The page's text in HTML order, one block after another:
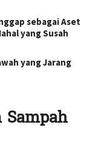
sebagai Aset
yang Susah
yang Jarang